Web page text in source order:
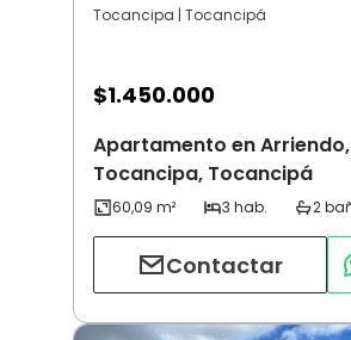
Tocancipa | Tocancipá
$1.450.000
Apartamento en Arriendo,
Tocancipa, Tocancipá
Contactar